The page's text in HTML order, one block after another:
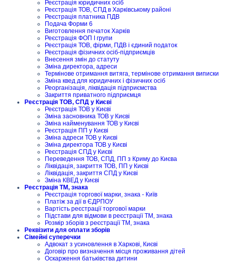
Реєстрація юридичних осіб
Реєстрація ТОВ, СПД в Харківському районі
Реєстрація платника ПДВ
Подача Форми 6
Виготовлення печаток Харків
Реєстрація ФОП I групи
Реєстрація ТОВ, фірми, ПДВ і єдиний податок
Реєстрація фізичних осіб-підприємців
Внесення змін до статуту
Зміна директора, адреси
Термінове отримання витяга, термінове отримання виписки
Зміна квед для юридичних і фізичних осіб
Реорганізація, ліквідація підприємства
Закриття приватного підприємця
Реєстрація ТОВ, СПД у Києві
Реєстрація ТОВ у Києві
Зміна засновника ТОВ у Києві
Зміна найменування ТОВ у Києві
Реєстрація ПП у Києві
Зміна адреси ТОВ у Києві
Зміна директора ТОВ у Києві
Реєстрація СПД у Києві
Переведення ТОВ, СПД, ПП з Криму до Києва
Ліквідація, закриття ТОВ, ПП у Києві
Ліквідація, закриття СПД у Києві
Зміна КВЕД у Києві
Реєстрація ТМ, знака
Реєстрація торгової марки, знака - Київ
Платіж за дії в ЄДРПОУ
Вартість реєстрації торгової марки
Підстави для відмови в реєстрації ТМ, знака
Розмір зборів з реєстрації ТМ, знака
Реквізити для оплати зборів
Сімейні суперечки
Адвокат з усиновлення в Харкові, Києві
Договір про визначення місця проживання дітей
Оскарження батьківства дитини